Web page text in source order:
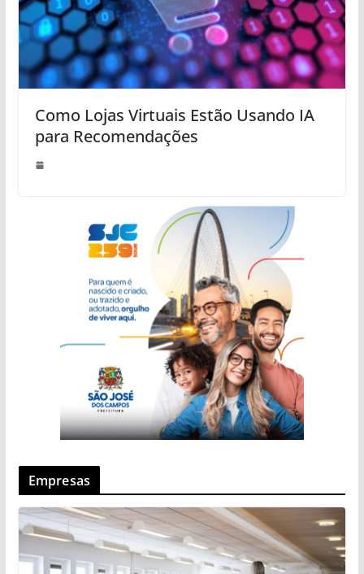
Como Lojas Virtuais Estão Usando IA
para Recomendações
Empresas